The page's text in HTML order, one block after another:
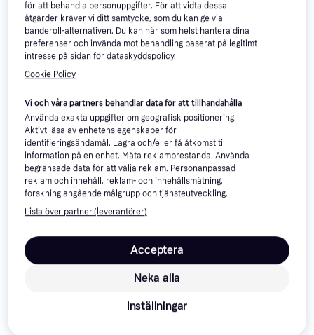
Splat Biomed Superwhite
Coconut 100g
5
Tandkräm, 100g, Utan fluor,
Bakteriedödande, Blekande
49 kr
429 kr
9+ butiker
för att behandla personuppgifter. För att vidta dessa
åtgärder kräver vi ditt samtycke, som du kan ge via
banderoll-alternativen. Du kan när som helst hantera dina
preferenser och invända mot behandling baserat på legitimt
intresse på sidan för dataskyddspolicy.
Cookie Policy
Vi och våra partners behandlar data för att tillhandahålla
Använda exakta uppgifter om geografisk positionering.
Aktivt läsa av enhetens egenskaper för
identifieringsändamål. Lagra och/eller få åtkomst till
information på en enhet. Mäta reklamprestanda. Använda
begränsade data för att välja reklam. Personanpassad
reklam och innehåll, reklam- och innehållsmätning,
forskning angående målgrupp och tjänsteutveckling.
Lista över partner (leverantörer)
Neka alla
Acceptera
Inställningar